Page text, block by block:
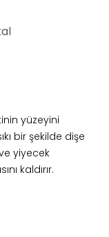
yüzeyini
bir şekilde dişe
yiyecek
kaldırır.